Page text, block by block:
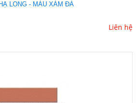
LONG - MÀU XÁM ĐÁ
Liên hệ